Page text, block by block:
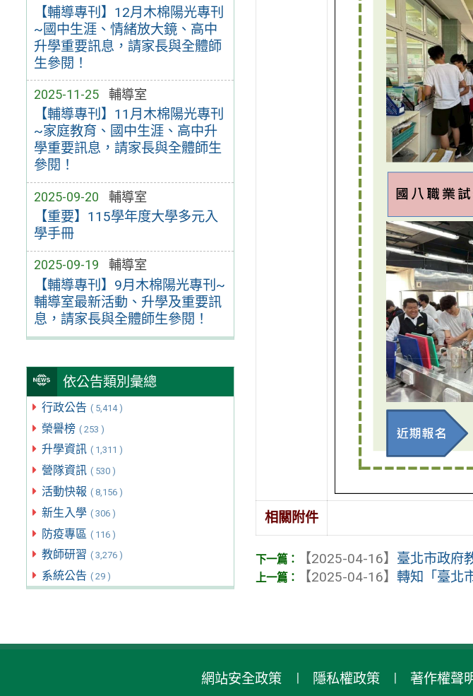
【輔導專刊】12月木棉陽光專刊
~國中生涯、情緒放大鏡、高中
升學重要訊息，請家長與全體師
生參閱！
2025-11-25 輔導室
【輔導專刊】11月木棉陽光專刊
~家庭教育、國中生涯、高中升
學重要訊息，請家長與全體師生
參閱！
2025-09-20 輔導室
【重要】115學年度大學多元入
學手冊
2025-09-19 輔導室
【輔導專刊】9月木棉陽光專刊~
輔導室最新活動、升學及重要訊
息，請家長與全體師生參閱！
依公告類別彙總
行政公告 ( 5,414 )
榮譽榜 ( 253 )
升學資訊 ( 1,311 )
營隊資訊 ( 530 )
活動快報 ( 8,156 )
新生入學 ( 306 )
防疫專區 ( 116 )
教師研習 ( 3,276 )
系統公告 ( 29 )
相關附件
【2025-04-16】 臺北市政府
【2025-04-16】轉知「臺北
網站安全政策 隱私權政策 著作權聲